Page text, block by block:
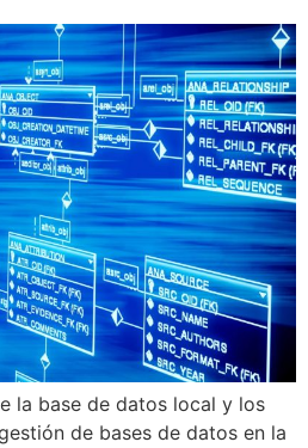
la base de datos local y los
de bases de datos en la